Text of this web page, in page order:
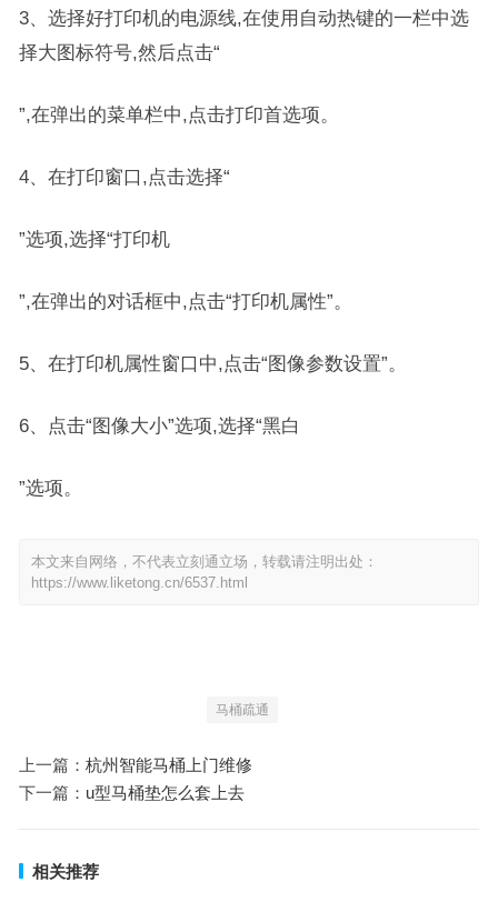
3、选择好打印机的电源线,在使用自动热键的一栏中选
择大图标符号,然后点击“
”,在弹出的菜单栏中,点击打印首选项。
4、在打印窗口,点击选择“
”选项,选择“打印机
”,在弹出的对话框中,点击“打印机属性”。
5、在打印机属性窗口中,点击“图像参数设置”。
6、点击“图像大小”选项,选择“黑白
”选项。
本文来自网络，不代表立刻通立场，转载请注明出处：
https://www.liketong.cn/6537.html
马桶疏通
上一篇： 杭州智能马桶上门维修
下一篇： u型马桶垫怎么套上去
相关推荐